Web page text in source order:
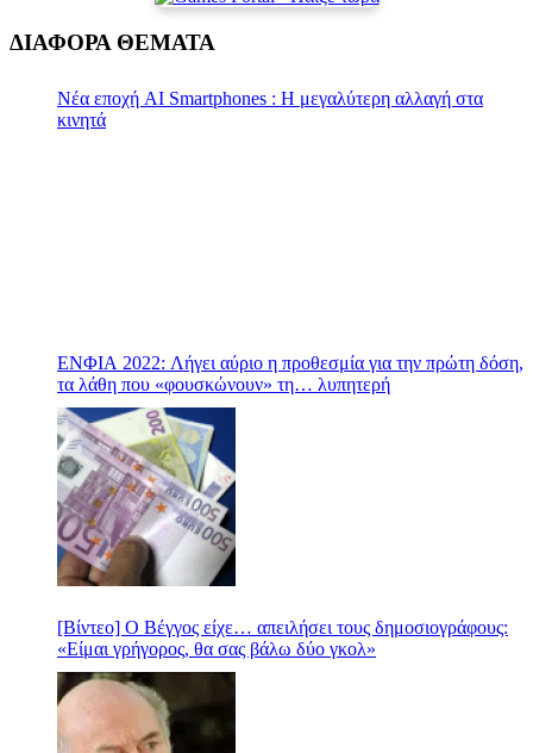
ΔΙΑΦΟΡΑ ΘΕΜΑΤΑ
Νέα εποχή AI Smartphones : Η μεγαλύτερη αλλαγή στα
κινητά
ΕΝΦΙΑ 2022: Λήγει αύριο η προθεσμία για την πρώτη δόση,
τα λάθη που «φουσκώνουν» τη… λυπητερή
[Βίντεο] Ο Βέγγος είχε… απειλήσει τους δημοσιογράφους:
«Είμαι γρήγορος, θα σας βάλω δύο γκολ»